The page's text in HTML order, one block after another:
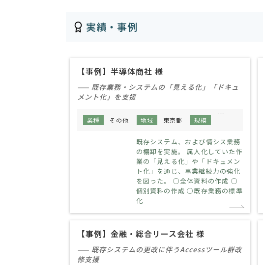
実績・事例
【事例】半導体商社 様
—— 既存業務・システムの「見える化」「ドキュ
メント化」を支援
業種 その他 地域 東京都 規模
既存システム、および情シス業務
の棚卸を実施。 属人化していた作
業の「見える化」や「ドキュメン
ト化」を通じ、事業継続力の強化
を図った。 ○全体資料の作成 ○
個別資料の作成 ○既存業務の標準
化
【事例】金融・総合リース会社 様
—— 既存システムの更改に伴うAccessツール群改
修支援